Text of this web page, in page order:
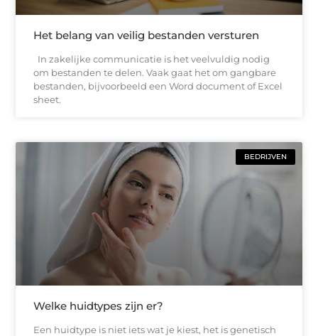
Het belang van veilig bestanden versturen
In zakelijke communicatie is het veelvuldig nodig
om bestanden te delen. Vaak gaat het om gangbare
bestanden, bijvoorbeeld een Word document of Excel
sheet.
BEDRIJVEN
Welke huidtypes zijn er?
Een huidtype is niet iets wat je kiest, het is genetisch